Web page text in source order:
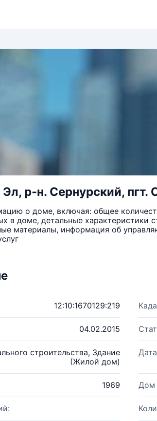
р-н. Сернурский, пгт.
о доме, включая: общее
в доме, детальные характеристики
материалы, информация об
12:10:1670129:219
04.02.2015
строительства, Здание
(Жилой дом)
1969 Дом